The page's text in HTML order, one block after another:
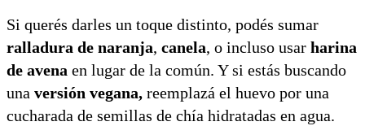
Si querés darles un toque distinto, podés sumar
ralladura de naranja, canela, o incluso usar harina
de avena en lugar de la común. Y si estás buscando
una versión vegana, reemplazá el huevo por una
cucharada de semillas de chía hidratadas en agua.